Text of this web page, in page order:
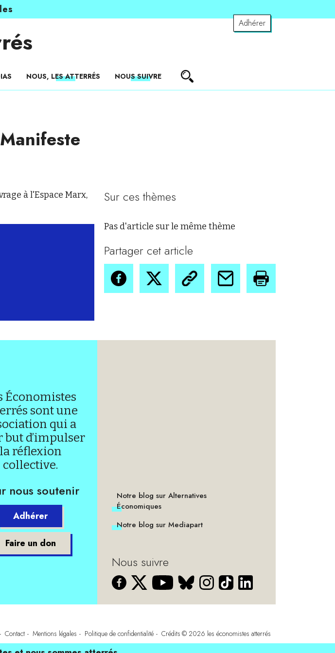
Adhérer
NOUS, LES ATTERRÉS NOUS SUIVRE
à l'Espace Marx,
Sur ces thèmes
Pas d'article sur le même thème
Partager cet article
Économistes
sont une
qui a
but d’impulser
la réflexion
collective.
nous soutenir
Adhérer
Faire un don
Notre blog sur Alternatives
Économiques
Notre blog sur Mediapart
Nous suivre
Contact Mentions légales Politique de confidentialité Crédits © 2026 les économistes atterrés